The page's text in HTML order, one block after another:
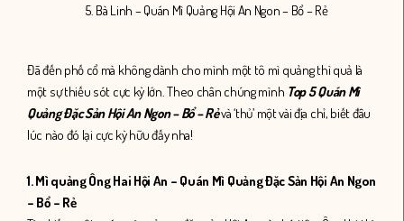
5. Bà Linh – Quán Mì Quảng Hội An Ngon – Bổ – Rẻ
Đã đến phố cổ mà không dành cho mình một tô mì quảng thì quả là
một sự thiếu sót cực kỳ lớn. Theo chân chúng mình Top 5 Quán Mì
Quảng Đặc Sản Hội An Ngon – Bổ – Rẻvà ‘thủ’ một vài địa chỉ, biết đâu
lúc nào đó lại cực kỳ hữu đấy nha!
1. Mì quảng Ông Hai Hội An – Quán Mì Quảng Đặc Sản Hội An Ngon
– Bổ – Rẻ